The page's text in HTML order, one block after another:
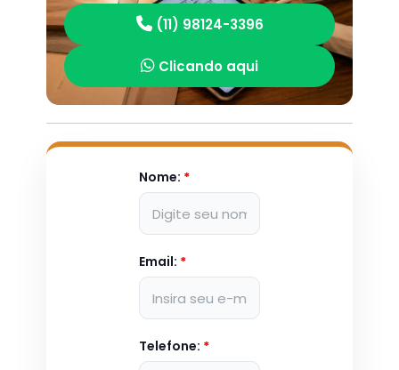
(11) 98124-3396
Clicando aqui
Nome: *
Email: *
Telefone: *